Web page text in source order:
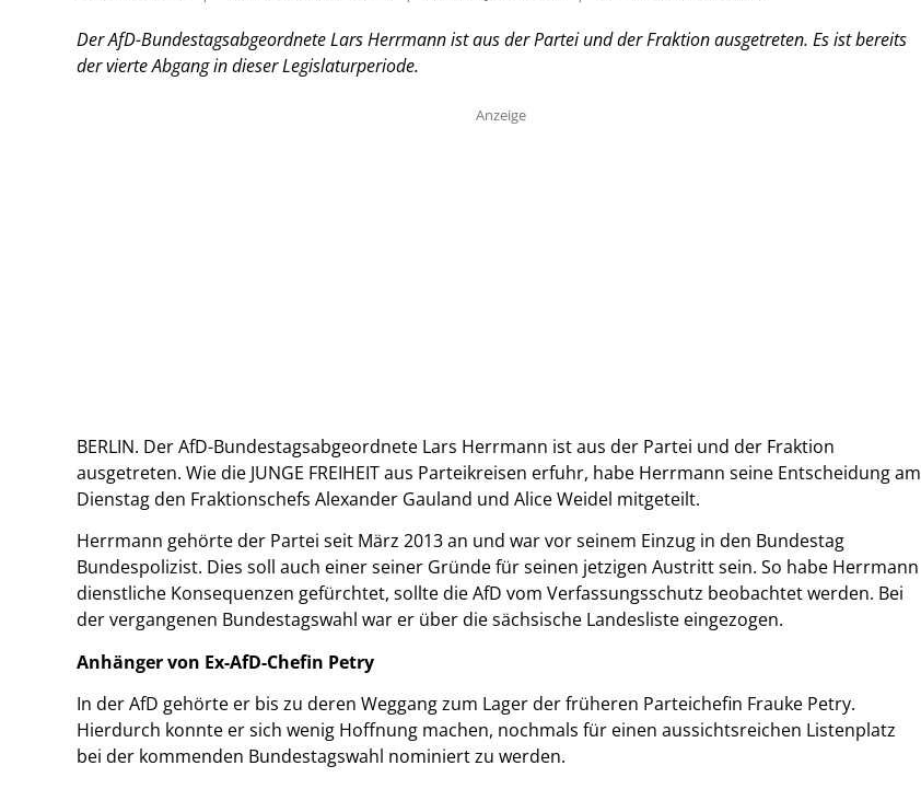
Der AfD-Bundestagsabgeordnete Lars Herrmann ist aus der Partei und der Fraktion ausgetreten. Es ist bereits
der vierte Abgang in dieser Legislaturperiode.
Anzeige
BERLIN. Der AfD-Bundestagsabgeordnete Lars Herrmann ist aus der Partei und der Fraktion
ausgetreten. Wie die JUNGE FREIHEIT aus Parteikreisen erfuhr, habe Herrmann seine Entscheidung am
Dienstag den Fraktionschefs Alexander Gauland und Alice Weidel mitgeteilt.
Herrmann gehörte der Partei seit März 2013 an und war vor seinem Einzug in den Bundestag
Bundespolizist. Dies soll auch einer seiner Gründe für seinen jetzigen Austritt sein. So habe Herrmann
dienstliche Konsequenzen gefürchtet, sollte die AfD vom Verfassungsschutz beobachtet werden. Bei
der vergangenen Bundestagswahl war er über die sächsische Landesliste eingezogen.
Anhänger von Ex-AfD-Chefin Petry
In der AfD gehörte er bis zu deren Weggang zum Lager der früheren Parteichefin Frauke Petry.
Hierdurch konnte er sich wenig Hoffnung machen, nochmals für einen aussichtsreichen Listenplatz
bei der kommenden Bundestagswahl nominiert zu werden.